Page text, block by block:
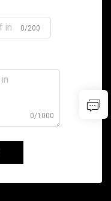
0/200
0/1000